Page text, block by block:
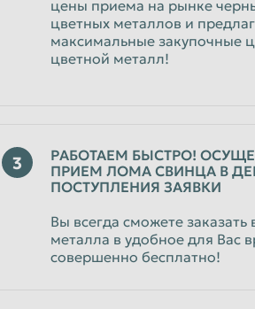
цены приема на рынке
цветных металлов и
максимальные закупочные
цветной металл!
3
РАБОТАЕМ БЫСТРО!
ПРИЕМ ЛОМА СВИНЦА В
ПОСТУПЛЕНИЯ ЗАЯВКИ
Вы всегда сможете заказать
металла в удобное для Вас
совершенно бесплатно!